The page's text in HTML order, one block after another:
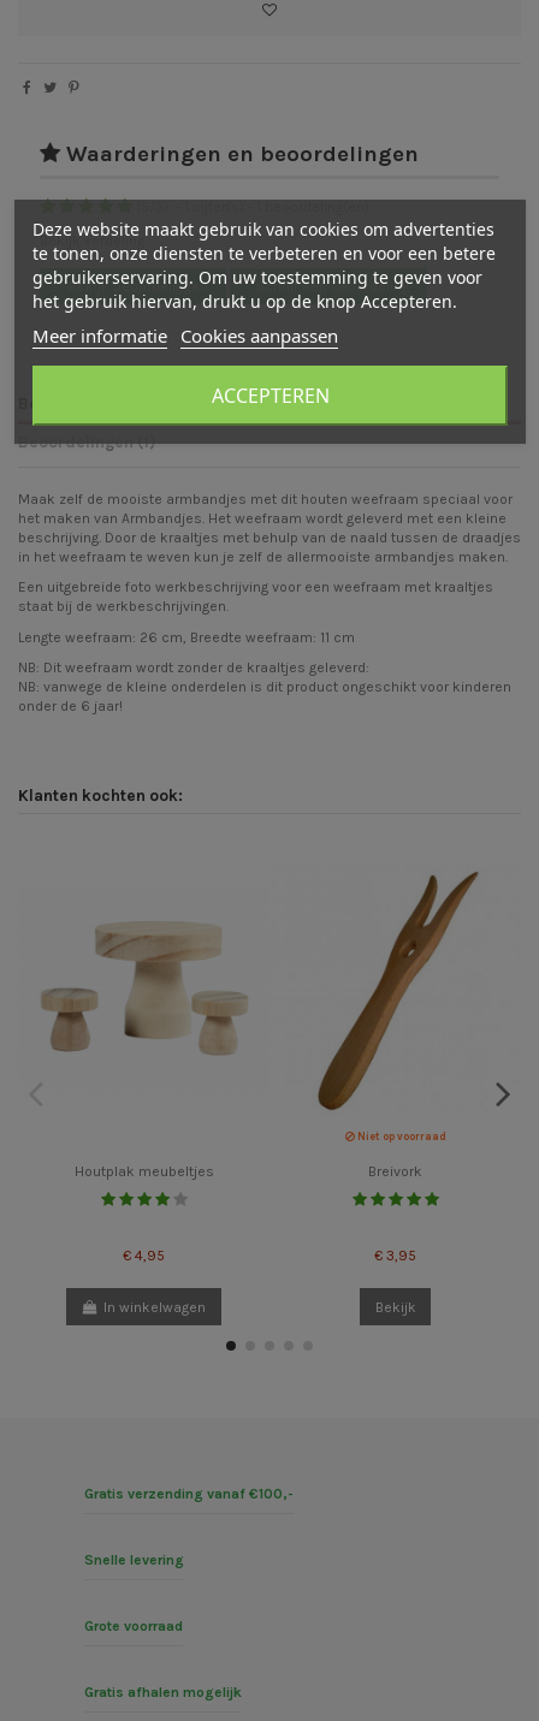
Waarderingen en beoordelingen
Bekijk verdeling
Bekijk beoordelingen Schrijf een beoordeling
Beoordelingen (1)
Maak zelf de mooiste armbandjes met dit houten weefraam speciaal voor
het maken van Armbandjes. Het weefraam wordt geleverd met een kleine
beschrijving. Door de kraaltjes met behulp van de naald tussen de draadjes
in het weefraam te weven kun je zelf de allermooiste armbandjes maken.
Een uitgebreide foto werkbeschrijving voor een weefraam met kraaltjes
staat bij de werkbeschrijvingen.
Lengte weefraam: 26 cm, Breedte weefraam: 11 cm
NB: Dit weefraam wordt zonder de kraaltjes geleverd:
NB: vanwege de kleine onderdelen is dit product ongeschikt voor kinderen
onder de 6 jaar!
Klanten kochten ook:
Houtplak meubeltjes
€ 4,95
In winkelwagen
Niet op voorraad
Breivork
€ 3,95
Bekijk
Gratis verzending vanaf €100,-
Snelle levering
Grote voorraad
Gratis afhalen mogelijk
Deze website maakt gebruik van cookies om advertenties
te tonen, onze diensten te verbeteren en voor een betere
gebruikerservaring. Om uw toestemming te geven voor
het gebruik hiervan, drukt u op de knop Accepteren.
Meer informatie Cookies aanpassen
ACCEPTEREN